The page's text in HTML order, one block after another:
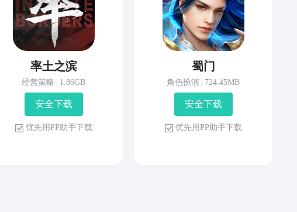
率土之滨
经营策略 1.86GB
安 全 下 载
优 先 用 P P 助 手 下 载
蜀门
角色扮演 724.45MB
安 全 下 载
优 先 用 P P 助 手 下 载